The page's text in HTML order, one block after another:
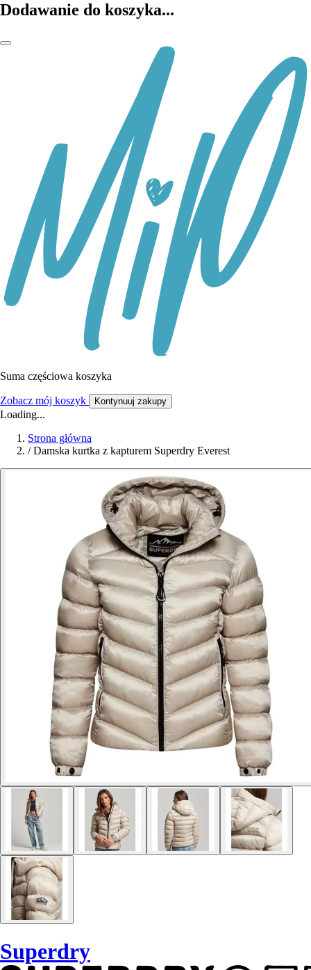
Dodawanie do koszyka...
Suma częściowa koszyka
Zobacz mój koszyk Kontynuuj zakupy
Loading...
Strona główna
/ Damska kurtka z kapturem Superdry Everest
Superdry